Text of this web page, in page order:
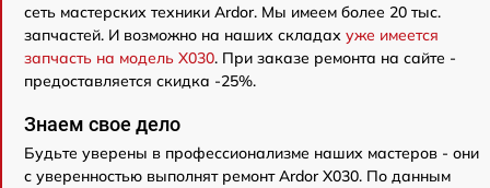
сеть мастерских техники Ardor. Мы имеем более 20 тыс.
запчастей. И возможно на наших складах уже имеется
запчасть на модель X030. При заказе ремонта на сайте -
предоставляется скидка -25%.
Знаем свое дело
Будьте уверены в профессионализме наших мастеров - они
с уверенностью выполнят ремонт Ardor X030. По данным